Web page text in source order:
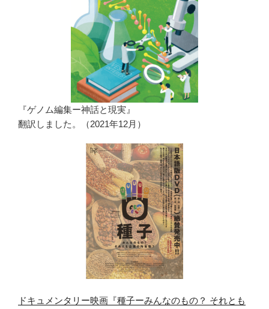
『ゲノム編集ー神話と現実』
翻訳しました。（2021年12月）
ドキュメンタリー映画『種子ーみんなのもの？ それとも